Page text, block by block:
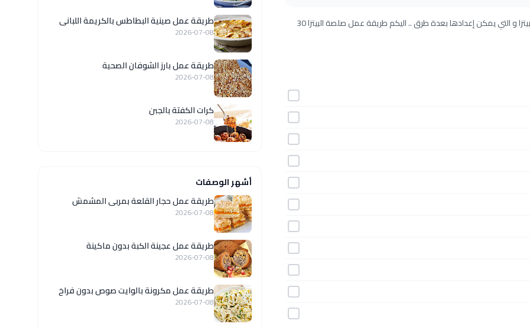
صلصة البيتزا من المكونات الضرورية و التي تعطي طعم آخر و مختلف للبيتزا و التي يمكن إعدادها بعدة طرق .. اليكم طريقة عمل صلصة البيتزا 30
طريقة عمل صينية البطاطس بالكريمة اللبانى
2026-07-08
طريقة عمل بارز الشوفان الصحية
2026-07-08
كرات الكفتة بالجبن
2026-07-08
أشهر الوصفات
طريقة عمل حجار القلعة بمربى المشمش
2026-07-08
طريقة عمل عجينة الكبة بدون ماكينة
2026-07-08
طريقة عمل مكرونة بالوايت صوص بدون فراخ
2026-07-08